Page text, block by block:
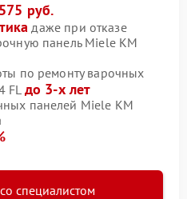
руб.
даже при отказе
панель Miele KM
по ремонту варочных
FL до 3-х лет
панелей Miele KM
специалистом